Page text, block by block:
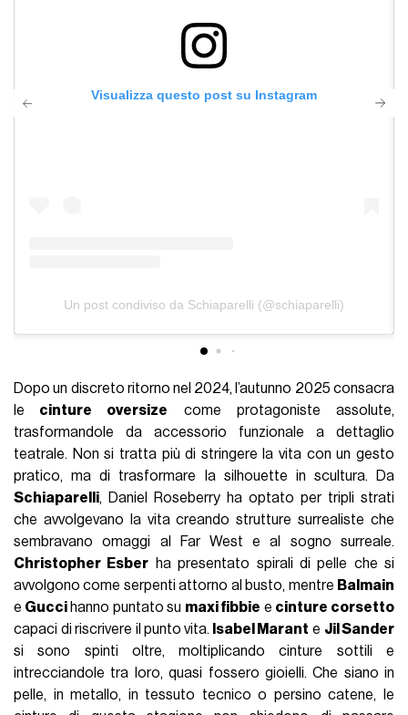
Visualizza questo post su Instagram
Un post condiviso da Schiaparelli (@schiaparelli)
Dopo un discreto ritorno nel 2024, l’autunno 2025 consacra
le cinture oversize come protagoniste assolute,
trasformandole da accessorio funzionale a dettaglio
teatrale. Non si tratta più di stringere la vita con un gesto
pratico, ma di trasformare la silhouette in scultura. Da
Schiaparelli, Daniel Roseberry ha optato per tripli strati
che avvolgevano la vita creando strutture surrealiste che
sembravano omaggi al Far West e al sogno surreale.
Christopher Esber ha presentato spirali di pelle che si
avvolgono come serpenti attorno al busto, mentre Balmain
e Guccihanno puntato su maxi fibbie e cinture corsetto
capaci di riscrivere il punto vita. Isabel Marant e Jil Sander
si sono spinti oltre, moltiplicando cinture sottili e
intrecciandole tra loro, quasi fossero gioielli. Che siano in
pelle, in metallo, in tessuto tecnico o persino catene, le